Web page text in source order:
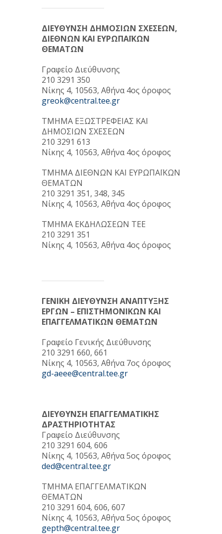
ΔΙΕΥΘΥΝΣΗ ΔΗΜΟΣΙΩΝ ΣΧΕΣΕΩΝ,
ΔΙΕΘΝΩΝ ΚΑΙ ΕΥΡΩΠΑΪΚΩΝ
ΘΕΜΑΤΩΝ
Γραφείο Διεύθυνσης
210 3291 350
Νίκης 4, 10563, Αθήνα 4ος όροφος
greok@central.tee.gr
ΤΜΗΜΑ ΕΞΩΣΤΡΕΦΕΙΑΣ ΚΑΙ
ΔΗΜΟΣΙΩΝ ΣΧΕΣΕΩΝ
210 3291 613
Νίκης 4, 10563, Αθήνα 4ος όροφος
ΤΜΗΜΑ ΔΙΕΘΝΩΝ ΚΑΙ ΕΥΡΩΠΑΪΚΩΝ
ΘΕΜΑΤΩΝ
210 3291 351, 348, 345
Νίκης 4, 10563, Αθήνα 4ος όροφος
ΤΜΗΜΑ ΕΚΔΗΛΩΣΕΩΝ ΤΕΕ
210 3291 351
Νίκης 4, 10563, Αθήνα 4ος όροφος
ΓΕΝΙΚΗ ΔΙΕΥΘΥΝΣΗ ΑΝΑΠΤΥΞΗΣ
ΕΡΓΩΝ – ΕΠΙΣΤΗΜΟΝΙΚΩΝ ΚΑΙ
ΕΠΑΓΓΕΛΜΑΤΙΚΩΝ ΘΕΜΑΤΩΝ
Γραφείο Γενικής Διεύθυνσης
210 3291 660, 661
Νίκης 4, 10563, Αθήνα 7ος όροφος
gd-aeee@central.tee.gr
ΔΙΕΥΘΥΝΣΗ ΕΠΑΓΓΕΛΜΑΤΙΚΗΣ
ΔΡΑΣΤΗΡΙΟΤΗΤΑΣ
Γραφείο Διεύθυνσης
210 3291 604, 606
Νίκης 4, 10563, Αθήνα 5ος όροφος
ded@central.tee.gr
ΤΜΗΜΑ ΕΠΑΓΓΕΛΜΑΤΙΚΩΝ
ΘΕΜΑΤΩΝ
210 3291 604, 606, 607
Νίκης 4, 10563, Αθήνα 5ος όροφος
gepth@central.tee.gr